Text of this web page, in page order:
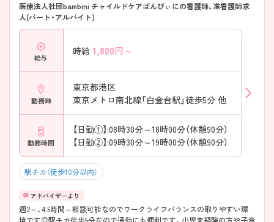
医療法人社団bambini チャイルドケアばんびぃにの看護師、准看護師求
人(パート・アルバイト)
給与
時給 1,800円～
勤務地
東京都港区
東京メトロ南北線「白金台駅」徒歩5分 他
勤務時間
【日勤①】:08時30分～18時00分（休憩90分）
【日勤②】:09時30分～19時00分（休憩90分）
駅チカ（徒歩10分以内）
週2～、4.5時間～相談可能なのでワークライフバランスの取りやすい環